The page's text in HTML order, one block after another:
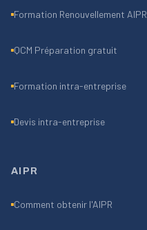
Formation Renouvellement AIPR
QCM Préparation gratuit
Formation intra-entreprise
Devis intra-entreprise
AIPR
Comment obtenir l'AIPR